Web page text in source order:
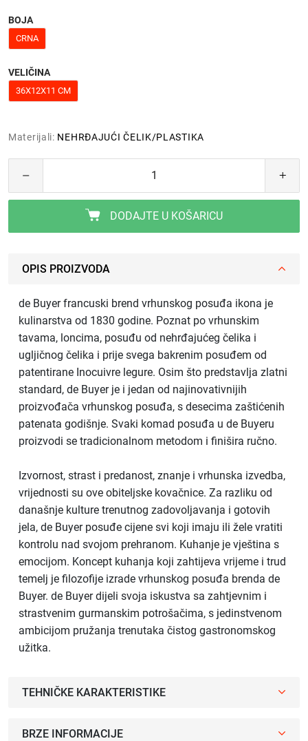
BOJA
CRNA
VELIČINA
36X12X11 CM
Materijali: NEHRĐAJUĆI ČELIK/PLASTIKA
DODAJTE U KOŠARICU
OPIS PROIZVODA
de Buyer francuski brend vrhunskog posuđa ikona je
kulinarstva od 1830 godine. Poznat po vrhunskim
tavama, loncima, posuđu od nehrđajućeg čelika i
ugljičnog čelika i prije svega bakrenim posuđem od
patentirane Inocuivre legure. Osim što predstavlja zlatni
standard, de Buyer je i jedan od najinovativnijih
proizvođača vrhunskog posuđa, s desecima zaštićenih
patenata godišnje. Svaki komad posuđa u de Buyeru
proizvodi se tradicionalnom metodom i finišira ručno.
Izvornost, strast i predanost, znanje i vrhunska izvedba,
vrijednosti su ove obiteljske kovačnice. Za razliku od
današnje kulture trenutnog zadovoljavanja i gotovih
jela, de Buyer posuđe cijene svi koji imaju ili žele vratiti
kontrolu nad svojom prehranom. Kuhanje je vještina s
emocijom. Koncept kuhanja koji zahtijeva vrijeme i trud
temelj je filozofije izrade vrhunskog posuđa brenda de
Buyer. de Buyer dijeli svoja iskustva sa zahtjevnim i
strastvenim gurmanskim potrošačima, s jedinstvenom
ambicijom pružanja trenutaka čistog gastronomskog
užitka.
TEHNIČKE KARAKTERISTIKE
BRZE INFORMACIJE